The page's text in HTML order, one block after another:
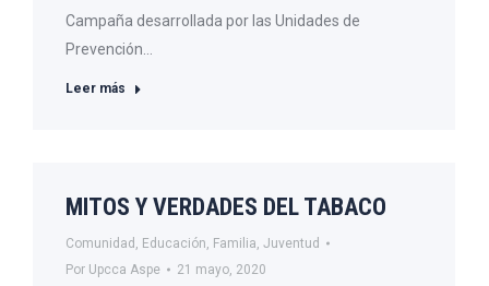
Campaña desarrollada por las Unidades de
Prevención…
Leer más
MITOS Y VERDADES DEL TABACO
Comunidad , Educación, Familia, Juventud
Por Upcca Aspe 21 mayo, 2020